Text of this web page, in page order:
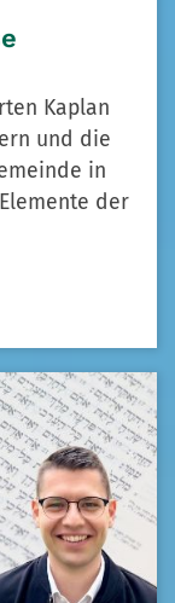
Kaplan
und die
in
der